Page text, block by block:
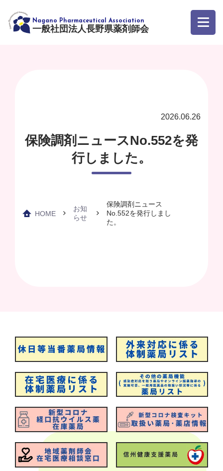
一般社団法人長野県薬剤師会
2026.06.26
保険調剤ニュースNo.552を発
行しました。
HOME
お知
らせ
保険調剤ニュース
No.552を発行しまし
た。